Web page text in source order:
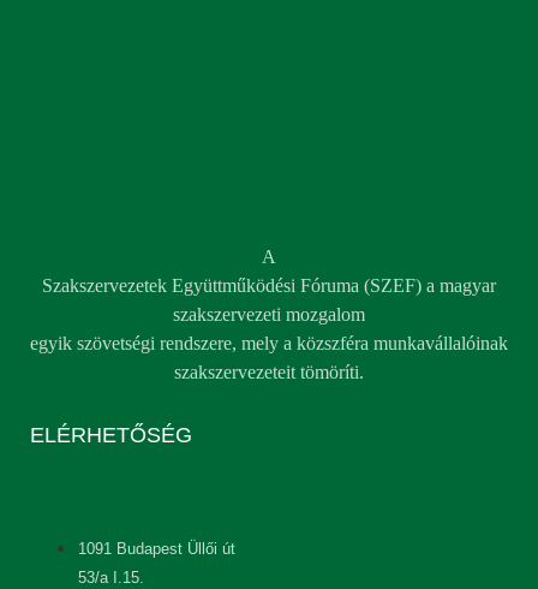
A
Szakszervezetek Együttműködési Fóruma (SZEF) a magyar
szakszervezeti mozgalom
egyik szövetségi rendszere, mely a közszféra munkavállalóinak
szakszervezeteit tömöríti.
ELÉRHETŐSÉG
1091 Budapest Üllői út
53/a I.15.